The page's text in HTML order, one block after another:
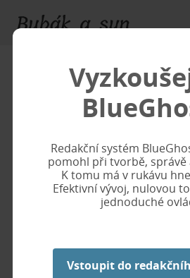
Redakční systém
pomohl při tvorbě, správě
K tomu má v rukávu
Efektivní vývoj, nulovou
jednoduché
Vstoupit do
Strašení
svoje nemovitosti. Snižte
nemovitosti a ušetřete na
Vlajková loď našeho portfolia. Na
jsou opuštěné areály statků,
nemovitosti, případně temné lesy.